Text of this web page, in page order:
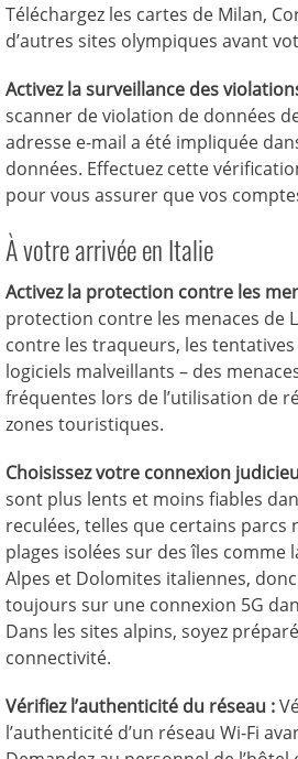
Téléchargez les cartes de Milan,
d’autres sites olympiques avant
Activez la surveillance des
scanner de violation de données
adresse e-mail a été impliquée
données. Effectuez cette
pour vous assurer que vos
À votre arrivée en Italie
Activez la protection contre les
protection contre les menaces de
contre les traqueurs, les
logiciels malveillants – des
fréquentes lors de l’utilisation de
zones touristiques.
Choisissez votre connexion
sont plus lents et moins fiables
reculées, telles que certains parcs
plages isolées sur des îles comme
Alpes et Dolomites italiennes,
toujours sur une connexion 5G
Dans les sites alpins, soyez
connectivité.
Vérifiez l’authenticité du réseau :
l’authenticité d’un réseau Wi-Fi